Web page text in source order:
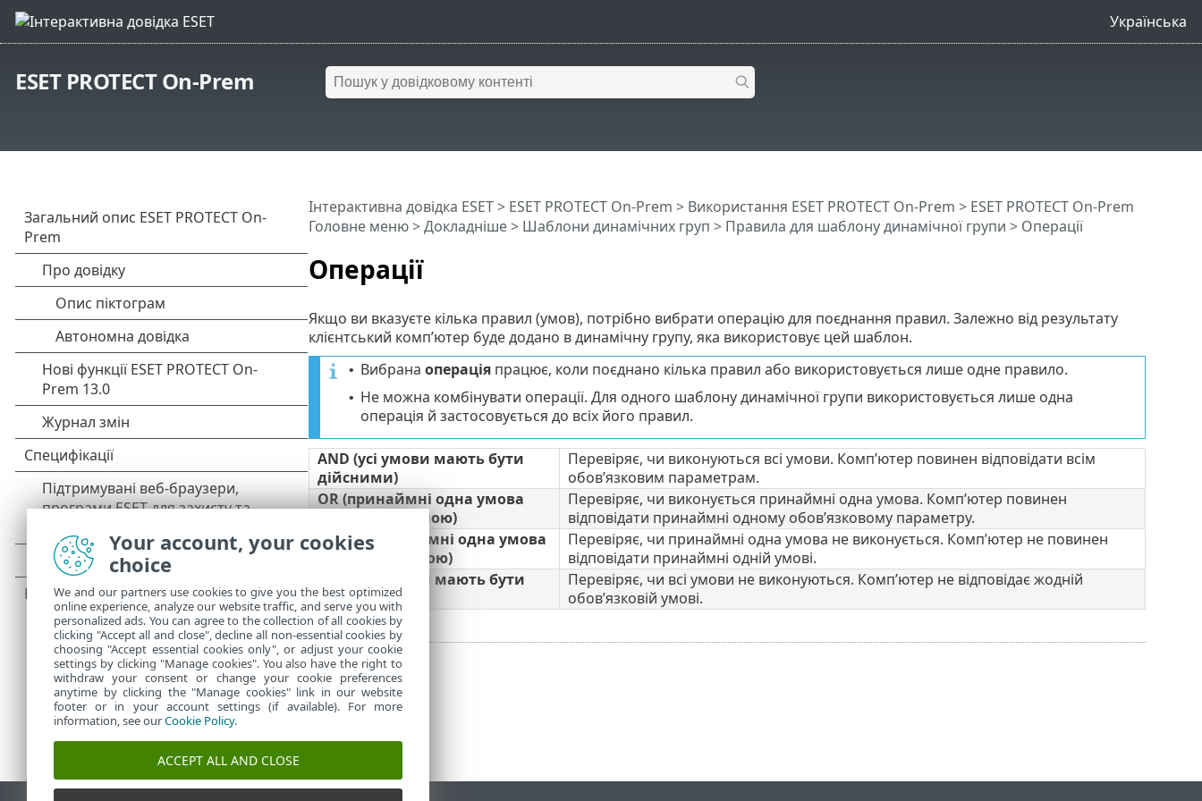
Українська
ESET PROTECT On-Prem
Операції
Інтерактивна довідка ESET> ESET PROTECT On-Prem > Використання ESET PROTECT On-Prem > ESET PROTECT On-Prem
Головне меню> Докладніше > Шаблони динамічних груп > Правила для шаблону динамічної групи > Операції
Якщо ви вказуєте кілька правил (умов), потрібно вибрати операцію для поєднання правил. Залежно від результату
клієнтський комп’ютер буде додано в динамічну групу, яка використовує цей шаблон.
• Вибрана операціяпрацює, коли поєднано кілька правил або використовується лише одне правило.
• Не можна комбінувати операції. Для одного шаблону динамічної групи використовується лише одна
операція й застосовується до всіх його правил.
AND (усі умови мають бути
дійсними)
Перевіряє, чи виконуються всі умови. Комп’ютер повинен відповідати всім
обов’язковим параметрам.
OR (принаймні одна умова
має бути дійсною)
Перевіряє, чи виконується принаймні одна умова. Комп’ютер повинен
відповідати принаймні одному обов’язковому параметру.
NAND (принаймні одна умова
має бути хибною)
Перевіряє, чи принаймні одна умова не виконується. Комп’ютер не повинен
відповідати принаймні одній умові.
NOR (усі умови мають бути
хибними)
Перевіряє, чи всі умови не виконуються. Комп’ютер не відповідає жодній
обов’язковій умові.
Your account, your cookies
choice
We and our partners use cookies to give you the best optimized
online experience, analyze our website traffic, and serve you with
personalized ads. You can agree to the collection of all cookies by
clicking "Accept all and close", decline all non-essential cookies by
choosing "Accept essential cookies only", or adjust your cookie
settings by clicking "Manage cookies". You also have the right to
withdraw your consent or change your cookie preferences
anytime by clicking the "Manage cookies" link in our website
footer or in your account settings (if available). For more
information, see ourCookie Policy.
ACCEPT ALL AND CLOSE